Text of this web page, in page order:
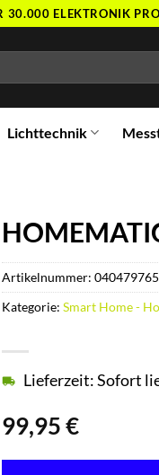
30.000 ELEKTRONIK
Lichttechnik
99,95€
Lieferzeit: Sofort
Artikelnummer:
Kategorie: Smart Home -